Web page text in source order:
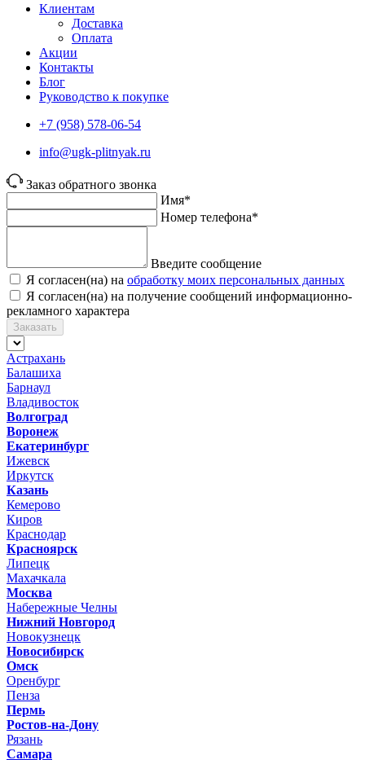
Клиентам
Доставка
Оплата
Акции
Контакты
Блог
Руководство к покупке
+7 (958) 578-06-54
info@ugk-plitnyak.ru
Заказ обратного звонка
Имя*
Номер телефона*
Введите сообщение
Я согласен(на) на обработку моих персональных данных
Я согласен(на) на получение сообщений информационно-
рекламного характера
Заказать
Астрахань
Балашиха
Барнаул
Владивосток
Волгоград
Воронеж
Екатеринбург
Ижевск
Иркутск
Казань
Кемерово
Киров
Краснодар
Красноярск
Липецк
Махачкала
Москва
Набережные Челны
Нижний Новгород
Новокузнецк
Новосибирск
Омск
Оренбург
Пенза
Пермь
Ростов-на-Дону
Рязань
Самара